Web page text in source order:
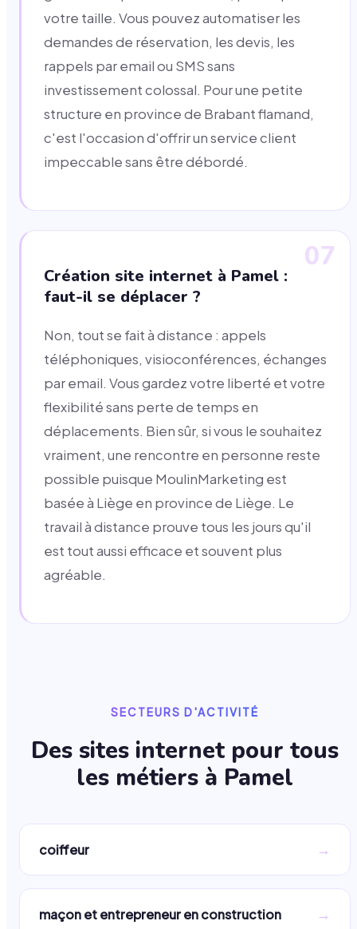
votre taille. Vous pouvez automatiser les
demandes de réservation, les devis, les
rappels par email ou SMS sans
investissement colossal. Pour une petite
structure en province de Brabant flamand,
c'est l'occasion d'offrir un service client
impeccable sans être débordé.
07
Création site internet à Pamel :
faut-il se déplacer ?
Non, tout se fait à distance : appels
téléphoniques, visioconférences, échanges
par email. Vous gardez votre liberté et votre
flexibilité sans perte de temps en
déplacements. Bien sûr, si vous le souhaitez
vraiment, une rencontre en personne reste
possible puisque MoulinMarketing est
basée à Liège en province de Liège. Le
travail à distance prouve tous les jours qu'il
est tout aussi efficace et souvent plus
agréable.
SECTEURS D'ACTIVITÉ
Des sites internet pour tous
les métiers à Pamel
coiffeur →
maçon et entrepreneur en construction →